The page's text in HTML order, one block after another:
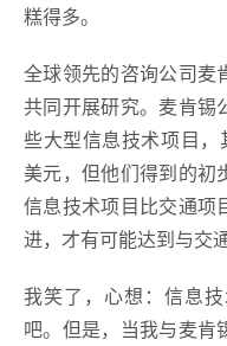
糕得多。
全球领先的咨询公司麦
共同开展研究。麦肯锡
些大型信息技术项目
美元，但他们得到的初
信息技术项目比交通项
进，才有可能达到与交
我笑了，心想：信息
吧。但是，当我与麦肯